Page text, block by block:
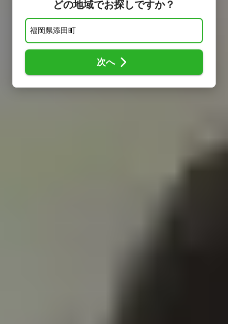
どの地域でお探しですか？
次へ